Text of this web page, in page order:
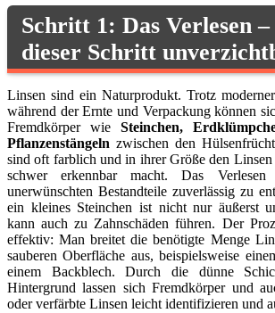
Schritt 1: Das Verlesen
dieser Schritt
Linsen sind ein Naturprodukt. Trotz
während der Ernte und Verpackung können
Fremdkörper wie Steinchen,
Pflanzenstängeln zwischen den
sind oft farblich und in ihrer Größe den Linsen
schwer erkennbar macht. Das
unerwünschten Bestandteile zuverlässig zu
ein kleines Steinchen ist nicht nur äußerst
kann auch zu Zahnschäden führen. Der
effektiv: Man breitet die benötigte Menge
sauberen Oberfläche aus, beispielsweise
einem Backblech. Durch die dünne
Hintergrund lassen sich Fremdkörper und
oder verfärbte Linsen leicht identifizieren und